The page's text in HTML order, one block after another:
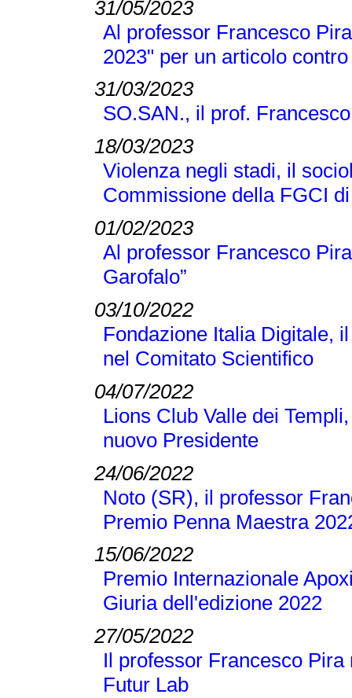
31/05/2023
Al professor Francesco
2023" per un articolo
31/03/2023
SO.SAN., il prof.
18/03/2023
Violenza negli stadi, il
Commissione della FGCI
01/02/2023
Al professor Francesco
Garofalo”
03/10/2022
Fondazione Italia Digitale,
nel Comitato Scientifico
04/07/2022
Lions Club Valle dei
nuovo Presidente
24/06/2022
Noto (SR), il professor
Premio Penna Maestra
15/06/2022
Premio Internazionale
Giuria dell'edizione 2022
27/05/2022
Il professor Francesco
Futur Lab